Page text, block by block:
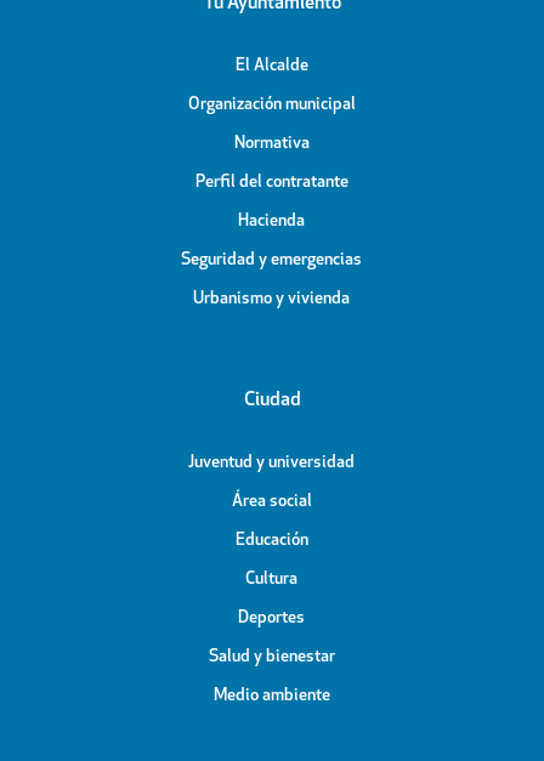
El Alcalde
Organización municipal
Normativa
Perfil del contratante
Hacienda
Seguridad y emergencias
Urbanismo y vivienda
Ciudad
Juventud y universidad
Área social
Educación
Cultura
Deportes
Salud y bienestar
Medio ambiente